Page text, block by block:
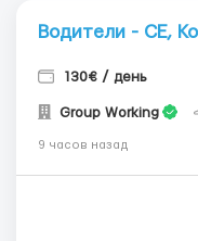
Водители - СЕ,
130€ / день
Group Working
9 часов назад